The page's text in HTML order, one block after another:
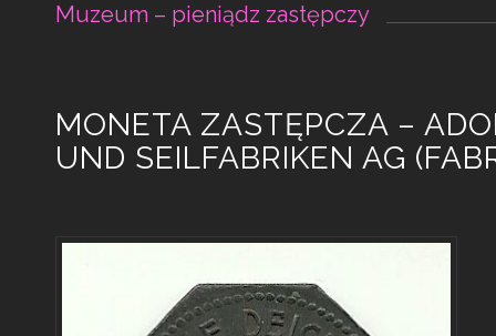
Muzeum – pieniądz zastępczy
MONETA ZASTĘPCZA –
UND SEILFABRIKEN AG